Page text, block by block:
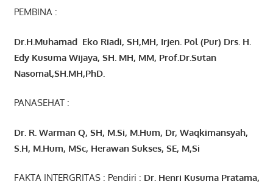
PEMBINA :
Dr.H.Muhamad Eko Riadi, SH,MH, Irjen. Pol (Pur) Drs. H.
Edy Kusuma Wijaya, SH. MH, MM, Prof. Dr.Sutan
Nasomal,SH.MH,PhD.
PANASEHAT :
Dr. R. Warman Q, SH, M.Si, M.Hum, Dr, Waqkimansyah,
S.H, M.Hum, MSc, Herawan Sukses, SE, M,Si
FAKTA INTERGRITAS : Pendiri : Dr. Henri Kusuma Pratama,